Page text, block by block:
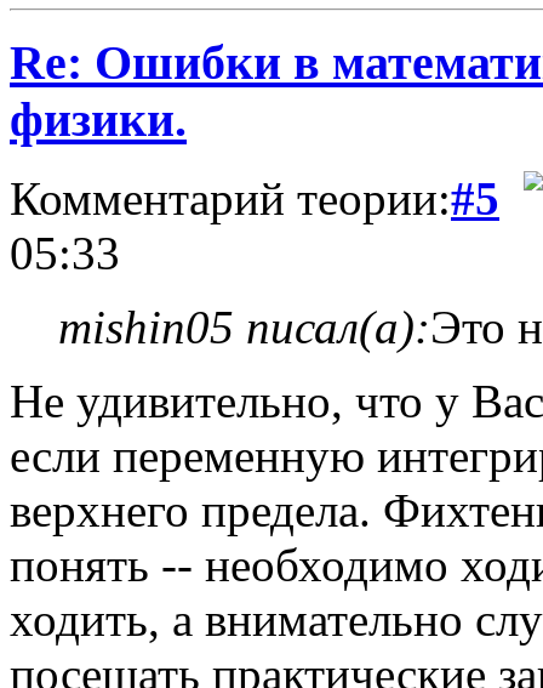
Re: Ошибки в
физики.
Комментарий теории:#5
05:33
mishin05 писал(а):Это
Не удивительно, что у
если переменную
верхнего предела.
понять -- необходимо
ходить, а внимательно
посещать практические